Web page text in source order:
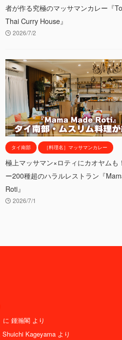
者が作る究極のマッサマンカレー『
Thai Curry House』
2026/7/2
タイ南部 ［料理名］マッサマンカレー
極上マッサマン×ロティにカオヤムも
ー200種超のハラルレストラン『
Roti』
2026/7/1
に 鍾瀚閣 より
Shuichi Kageyama より